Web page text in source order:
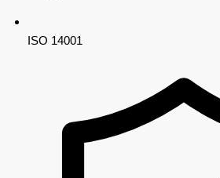
ISO 14001